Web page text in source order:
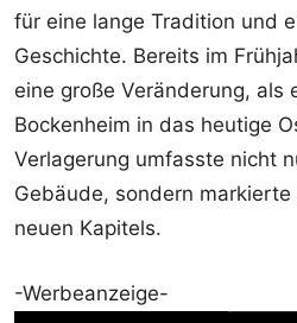
für eine lange Tradition und
Geschichte. Bereits im
eine große Veränderung, als
Bockenheim in das heutige
Verlagerung umfasste nicht
Gebäude, sondern
neuen Kapitels.
-Werbeanzeige-